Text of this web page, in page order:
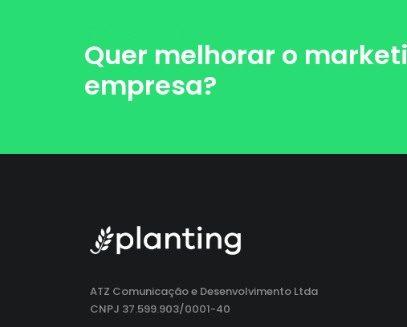
Quer melhorar o
empresa?
ATZ Comunicação e Desenvolvimento Ltda
CNPJ 37.599.903/0001-40